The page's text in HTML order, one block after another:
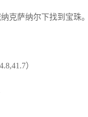
克萨纳尔下找到宝珠。
）